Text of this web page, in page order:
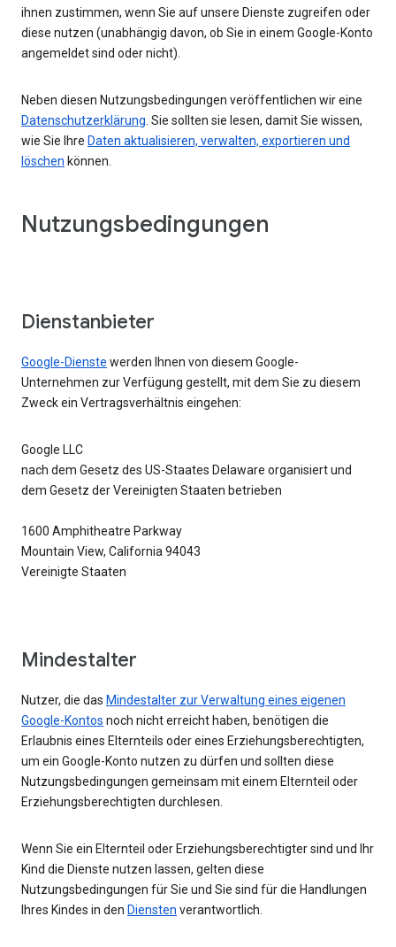
ihnen zustimmen, wenn Sie auf unsere Dienste zugreifen oder
diese nutzen (unabhängig davon, ob Sie in einem Google-Konto
angemeldet sind oder nicht).
Neben diesen Nutzungsbedingungen veröffentlichen wir eine
Datenschutzerklärung . Sie sollten sie lesen, damit Sie wissen,
wie Sie Ihre Daten aktualisieren, verwalten, exportieren und
löschen können.
Nutzungsbedingungen
Dienstanbieter
Google-Dienste werden Ihnen von diesem Google-
Unternehmen zur Verfügung gestellt, mit dem Sie zu diesem
Zweck ein Vertragsverhältnis eingehen:
Google LLC
nach dem Gesetz des US-Staates Delaware organisiert und
dem Gesetz der Vereinigten Staaten betrieben
1600 Amphitheatre Parkway
Mountain View, California 94043
Vereinigte Staaten
Mindestalter
Nutzer, die das Mindestalter zur Verwaltung eines eigenen
Google-Kontos noch nicht erreicht haben, benötigen die
Erlaubnis eines Elternteils oder eines Erziehungsberechtigten,
um ein Google-Konto nutzen zu dürfen und sollten diese
Nutzungsbedingungen gemeinsam mit einem Elternteil oder
Erziehungsberechtigten durchlesen.
Wenn Sie ein Elternteil oder Erziehungsberechtigter sind und Ihr
Kind die Dienste nutzen lassen, gelten diese
Nutzungsbedingungen für Sie und Sie sind für die Handlungen
Ihres Kindes in den Diensten verantwortlich.